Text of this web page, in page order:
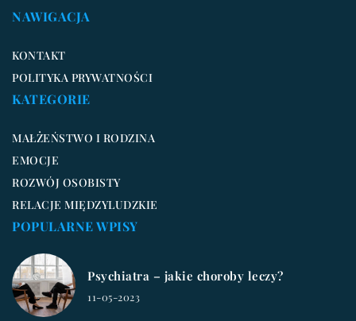
NAWIGACJA
KONTAKT
POLITYKA PRYWATNOŚCI
KATEGORIE
MAŁŻEŃSTWO I RODZINA
EMOCJE
ROZWÓJ OSOBISTY
RELACJE MIĘDZYLUDZKIE
POPULARNE WPISY
Psychiatra – jakie choroby leczy?
11-05-2023